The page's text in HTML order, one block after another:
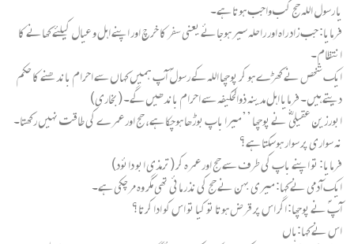
یا رسول اللہ حج کب واجب ہوتا ہے۔
فرمایا: جب زاد راہ اور راحلہ سیر ہوجائے یعنی سفر کا خرچ اور اپنے اہل و عیال کیلئے کھانے کا
انتظام۔
ایک شخص نے کھڑے ہو کر پوچھا اللہ کے رسول ؐ آپ ہمیں کہاں سے احرام باندھنے کا حکم
دیتے ہیں۔ فرمایا اہل مدینہ ذوالحکیفہ سے احرام باندھیں گے۔ (بخاری)
ابورزین عقیلی ؓ نے پوچھا ’’میرا باپ بوڑھا ہوچکا ہے، حج اور عمرے کی طاقت نہیں رکھتا۔
نہ سواری پر سوار ہوسکتا ہے؟
فرمایا: تو اپنے باپ کی طرف سے حج اور عمرہ کر (ترمذی ابو دائود)
ایک آدمی نے کہا: میری بہن نے حج کی نذر مائی تھی مگر وہ مرچکی ہے۔
آپ ؐنے پوچھا: اگر اس پر قرض ہوتا تو کیا تو اس کو ادا کرتا؟
اس نے کہا: ہاں